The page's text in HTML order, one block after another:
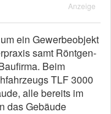
Anzeige
ein Gewerbeobjekt
samt Röntgen-
Beim
TLF 3000
alle bereits im
das Gebäude